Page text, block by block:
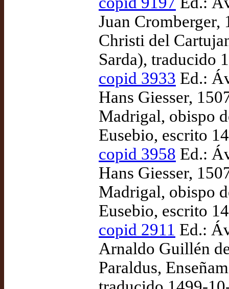
Juan Cromberger,
Christi del
Sarda), traducido
copid 3933 Ed.:
Hans Giesser,
Madrigal, obispo
Eusebio, escrito
copid 3958 Ed.:
Hans Giesser,
Madrigal, obispo
Eusebio, escrito
copid 2911 Ed.:
Arnaldo Guillén
Paraldus,